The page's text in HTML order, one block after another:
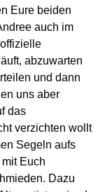
Eure beiden
auch im
abzuwarten
und dann
uns aber
das
verzichten wollt
Segeln aufs
Euch
Dazu